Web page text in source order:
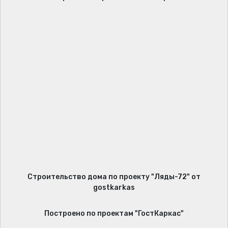
Строительство дома по проекту "Ляды-72" от
gostkarkas
Построено по проектам "ГостКаркас"